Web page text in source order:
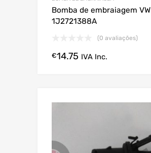
Bomba de embraiagem VW
1J2721388A
(0 avaliações)
€14.75 IVA Inc.